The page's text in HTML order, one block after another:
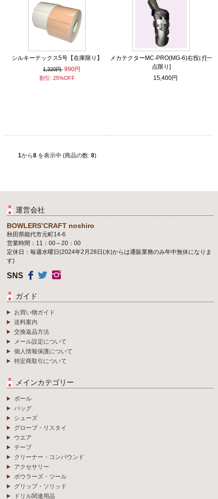
シルキーテックス5号【在庫限り】
1,320円 990円
割引: 25%OFF
メカテクターMC-PRO(MG-6)右投げ[一
点限り]
15,400円
1から8を表示中 (商品の数: 8)
運営会社
BOWLERS’CRAFT noshiro
秋田県能代市元町14-6
営業時間：11：00～20：00
定休日：毎週水曜日(2024年2月28日(水)からは通販業務のみ年中無休になりま
す)
SNS
ガイド
お買い物ガイド
送料案内
交換返品方法
メール設定について
個人情報保護について
特定商取引について
メインカテゴリー
ボール
バッグ
シューズ
グローブ・リスタイ
ウエア
テープ
クリーナー・コンパウンド
アクセサリー
ボウラーズ・ツール
グリップ・ソリッド
ドリル関連用品